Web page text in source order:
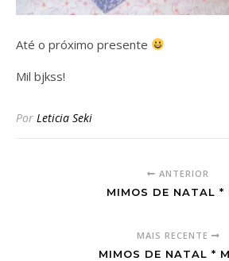
Até o próximo presente
Mil bjkss!
Por Leticia Seki
ANTERIOR
MIMOS DE NATAL *
MAIS RECENTE
MIMOS DE NATAL *